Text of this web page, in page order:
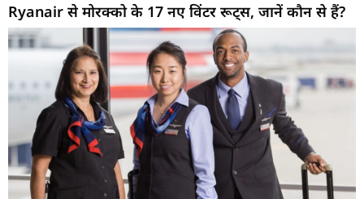
Ryanair से मोरक्को के 17 नए विंटर रूट्स, जानें कौन से हैं?